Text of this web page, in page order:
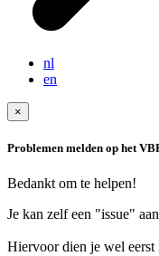
nl
en
×
Problemen melden op het
Bedankt om te helpen!
Je kan zelf een "issue"
Hiervoor dien je wel